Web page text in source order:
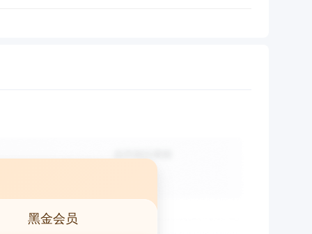
黑金会员